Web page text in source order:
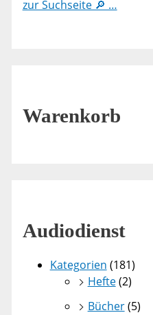
zur Suchseite 🔎 …
Warenkorb
Audiodienst
Kategorien (181)
Hefte(2)
Bücher(5)